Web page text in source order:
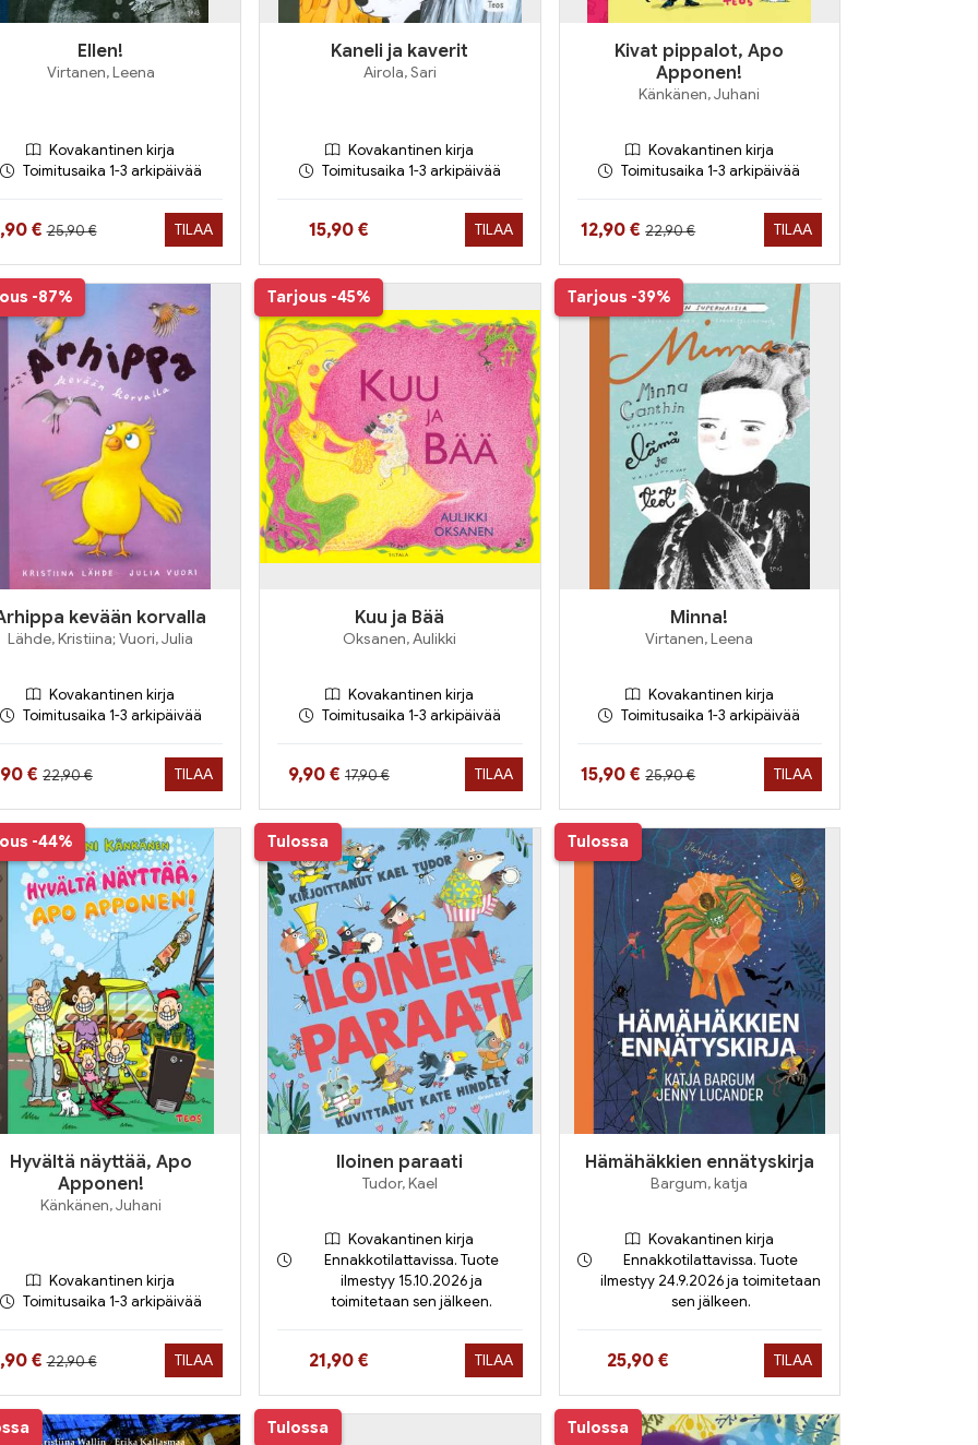
Ellen!
Virtanen, Leena
Kovakantinen kirja
Toimitusaika 1-3 arkipäivää
nyt
€Hinta aiemmin
25,90 € TILAA
Kaneli ja kaverit
Airola, Sari
Kovakantinen kirja
Toimitusaika 1-3 arkipäivää
Hinta nyt
15,90 € TILAA
Kivat pippalot, Apo
Apponen!
Känkänen, Juhani
Kovakantinen kirja
Toimitusaika 1-3 arkipäivää
Hinta nyt
12,90 €Hinta aiemmin
22,90 € TILAA
-87%
kevään korvalla
Lähde, Kristiina; Vuori, Julia
Kovakantinen kirja
Toimitusaika 1-3 arkipäivää
nyt
€Hinta aiemmin
22,90 € TILAA
Tarjous -45%
Kuu ja Bää
Oksanen, Aulikki
Kovakantinen kirja
Toimitusaika 1-3 arkipäivää
Hinta nyt
9,90 € Hinta aiemmin
17,90 € TILAA
Tarjous -39%
Minna!
Virtanen, Leena
Kovakantinen kirja
Toimitusaika 1-3 arkipäivää
Hinta nyt
15,90 €Hinta aiemmin
25,90 € TILAA
-44%
Hyvältä näyttää, Apo
Apponen!
Känkänen, Juhani
Kovakantinen kirja
Toimitusaika 1-3 arkipäivää
nyt
€Hinta aiemmin
22,90 € TILAA
Tulossa
Iloinen paraati
Tudor, Kael
Kovakantinen kirja
Ennakkotilattavissa. Tuote
ilmestyy 15.10.2026 ja
toimitetaan sen jälkeen.
Hinta nyt
21,90 € TILAA
Tulossa
Hämähäkkien ennätyskirja
Bargum, katja
Kovakantinen kirja
Ennakkotilattavissa. Tuote
ilmestyy 24.9.2026 ja toimitetaan
sen jälkeen.
Hinta nyt
25,90 € TILAA
Tulossa Tulossa